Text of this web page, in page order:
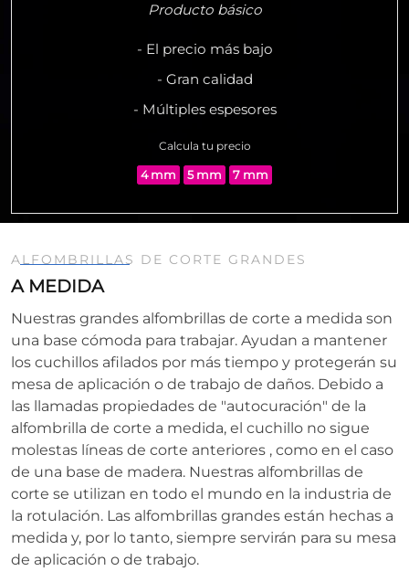
Producto básico
- El precio más bajo
- Gran calidad
- Múltiples espesores
Calcula tu precio
4 mm 5 mm 7 mm
ALFOMBRILLAS DE CORTE GRANDES
A MEDIDA
Nuestras grandes alfombrillas de corte a medida son
una base cómoda para trabajar. Ayudan a mantener
los cuchillos afilados por más tiempo y protegerán su
mesa de aplicación o de trabajo de daños. Debido a
las llamadas propiedades de "autocuración" de la
alfombrilla de corte a medida, el cuchillo no sigue
molestas líneas de corte anteriores , como en el caso
de una base de madera. Nuestras alfombrillas de
corte se utilizan en todo el mundo en la industria de
la rotulación. Las alfombrillas grandes están hechas a
medida y, por lo tanto, siempre servirán para su mesa
de aplicación o de trabajo.